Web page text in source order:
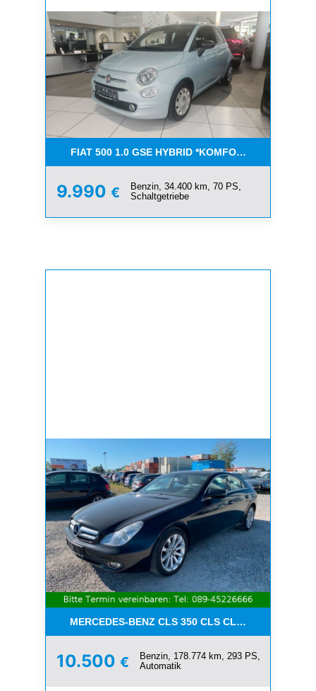
FIAT 500 1.0 GSE HYBRID *KOMFORT PAKET*CAR-
9.990 €
Benzin, 34.400 km, 70 PS,
Schaltgetriebe
MERCEDES-BENZ CLS 350 CLS CLS 350
10.500 €
Benzin, 178.774 km, 293 PS,
Automatik